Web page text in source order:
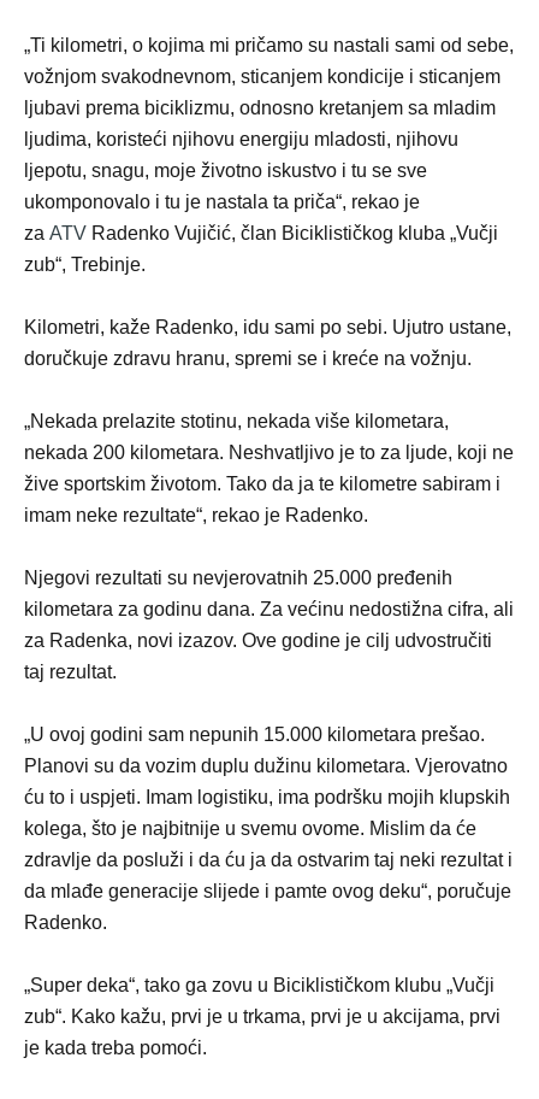
„Ti kilometri, o kojima mi pričamo su nastali sami od sebe,
vožnjom svakodnevnom, sticanjem kondicije i sticanjem
ljubavi prema biciklizmu, odnosno kretanjem sa mladim
ljudima, koristeći njihovu energiju mladosti, njihovu
ljepotu, snagu, moje životno iskustvo i tu se sve
ukomponovalo i tu je nastala ta priča“, rekao je
za ATV Radenko Vujičić, član Biciklističkog kluba „Vučji
zub“, Trebinje.
Kilometri, kaže Radenko, idu sami po sebi. Ujutro ustane,
doručkuje zdravu hranu, spremi se i kreće na vožnju.
„Nekada prelazite stotinu, nekada više kilometara,
nekada 200 kilometara. Neshvatljivo je to za ljude, koji ne
žive sportskim životom. Tako da ja te kilometre sabiram i
imam neke rezultate“, rekao je Radenko.
Njegovi rezultati su nevjerovatnih 25.000 pređenih
kilometara za godinu dana. Za većinu nedostižna cifra, ali
za Radenka, novi izazov. Ove godine je cilj udvostručiti
taj rezultat.
„U ovoj godini sam nepunih 15.000 kilometara prešao.
Planovi su da vozim duplu dužinu kilometara. Vjerovatno
ću to i uspjeti. Imam logistiku, ima podršku mojih klupskih
kolega, što je najbitnije u svemu ovome. Mislim da će
zdravlje da posluži i da ću ja da ostvarim taj neki rezultat i
da mlađe generacije slijede i pamte ovog deku“, poručuje
Radenko.
„Super deka“, tako ga zovu u Biciklističkom klubu „Vučji
zub“. Kako kažu, prvi je u trkama, prvi je u akcijama, prvi
je kada treba pomoći.